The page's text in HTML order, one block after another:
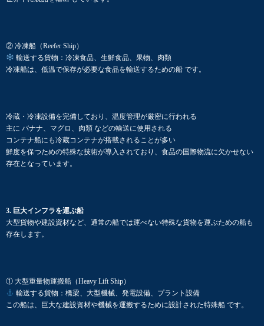
② 冷凍船（Reefer Ship）
輸送する貨物：冷凍食品、生鮮食品、果物、肉類
冷凍船は、低温で保存が必要な食品を輸送するための船 です。
冷蔵・冷凍設備を完備しており、温度管理が厳密に行われる
主に バナナ、マグロ、肉類 などの輸送に使用される
コンテナ船にも冷蔵コンテナが搭載されることが多い
鮮度を保つための特殊な技術が導入されており、食品の国際物流に欠かせない
存在となっています。
3. 巨大インフラを運ぶ船
大型貨物や建設資材など、通常の船では運べない特殊な貨物を運ぶための船も
存在します。
① 大型重量物運搬船（Heavy Lift Ship）
輸送する貨物：橋梁、大型機械、発電設備、プラント設備
この船は、巨大な建設資材や機械を運搬するために設計された特殊船 です。